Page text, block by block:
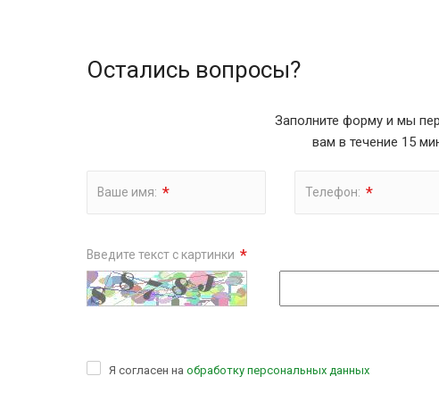
Остались вопросы?
Заполните форму и мы
вам в течение 15
Ваше имя: * Телефон: *
Введите текст с картинки *
Я согласен на обработку персональных данных